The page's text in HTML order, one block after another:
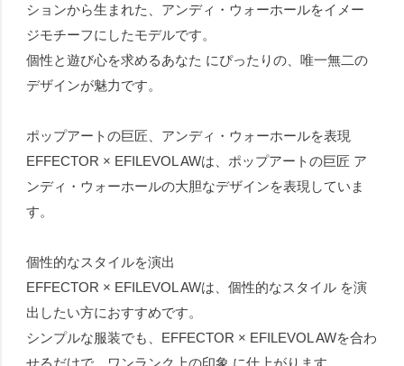
ションから生まれた、アンディ・ウォーホールをイメー
ジモチーフにしたモデルです。
個性と遊び心を求めるあなた にぴったりの、唯一無二の
デザインが魅力です。
ポップアートの巨匠、アンディ・ウォーホールを表現
EFFECTOR × EFILEVOL AWは、ポップアートの巨匠 ア
ンディ・ウォーホールの大胆なデザインを表現していま
す。
個性的なスタイルを演出
EFFECTOR × EFILEVOL AWは、個性的なスタイル を演
出したい方におすすめです。
シンプルな服装でも、EFFECTOR × EFILEVOL AWを合わ
せるだけで、ワンランク上の印象 に仕上がります。